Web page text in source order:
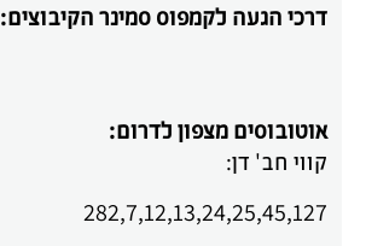
דרכי הגעה לקמפוס סמינר הקיבוצים:
אוטובוסים מצפון לדרום:
קווי חב' דן:
282,7,12,13,24,25,45,127